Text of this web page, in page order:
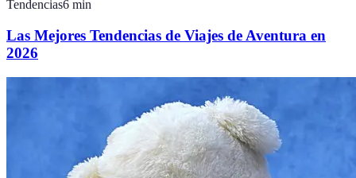
Tendencias6 min
Las Mejores Tendencias de Viajes de Aventura en
2026